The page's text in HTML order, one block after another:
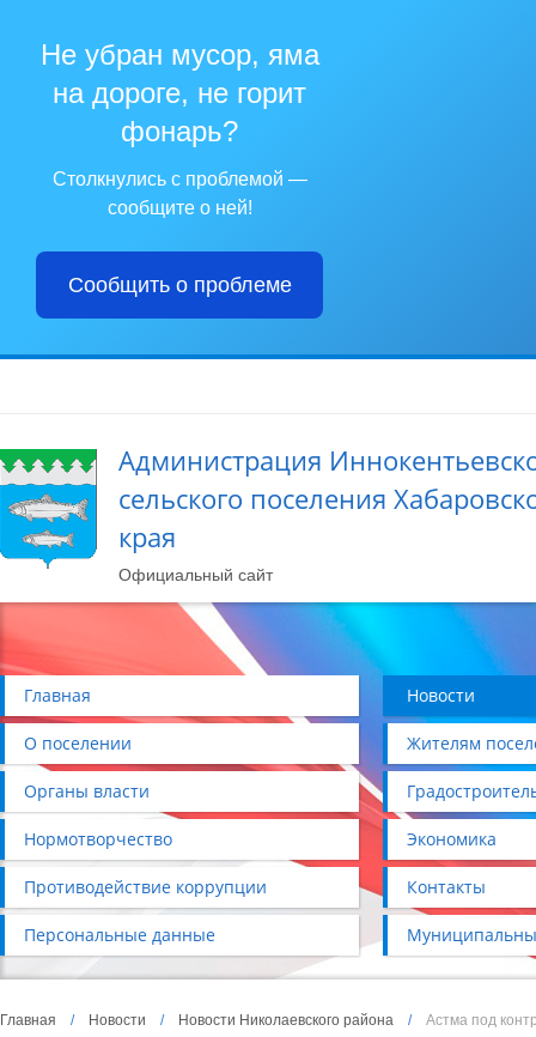
Не убран мусор, яма
на дороге, не горит
фонарь?
Столкнулись с проблемой —
сообщите о ней!
Сообщить о проблеме
Администрация
сельского поселения
края
Официальный сайт
Главная Новости
О поселении Жителям
Органы власти
Нормотворчество Экономика
Противодействие коррупции Контакты
Персональные данные
Главная / Новости / Новости Николаевского района / Астма под